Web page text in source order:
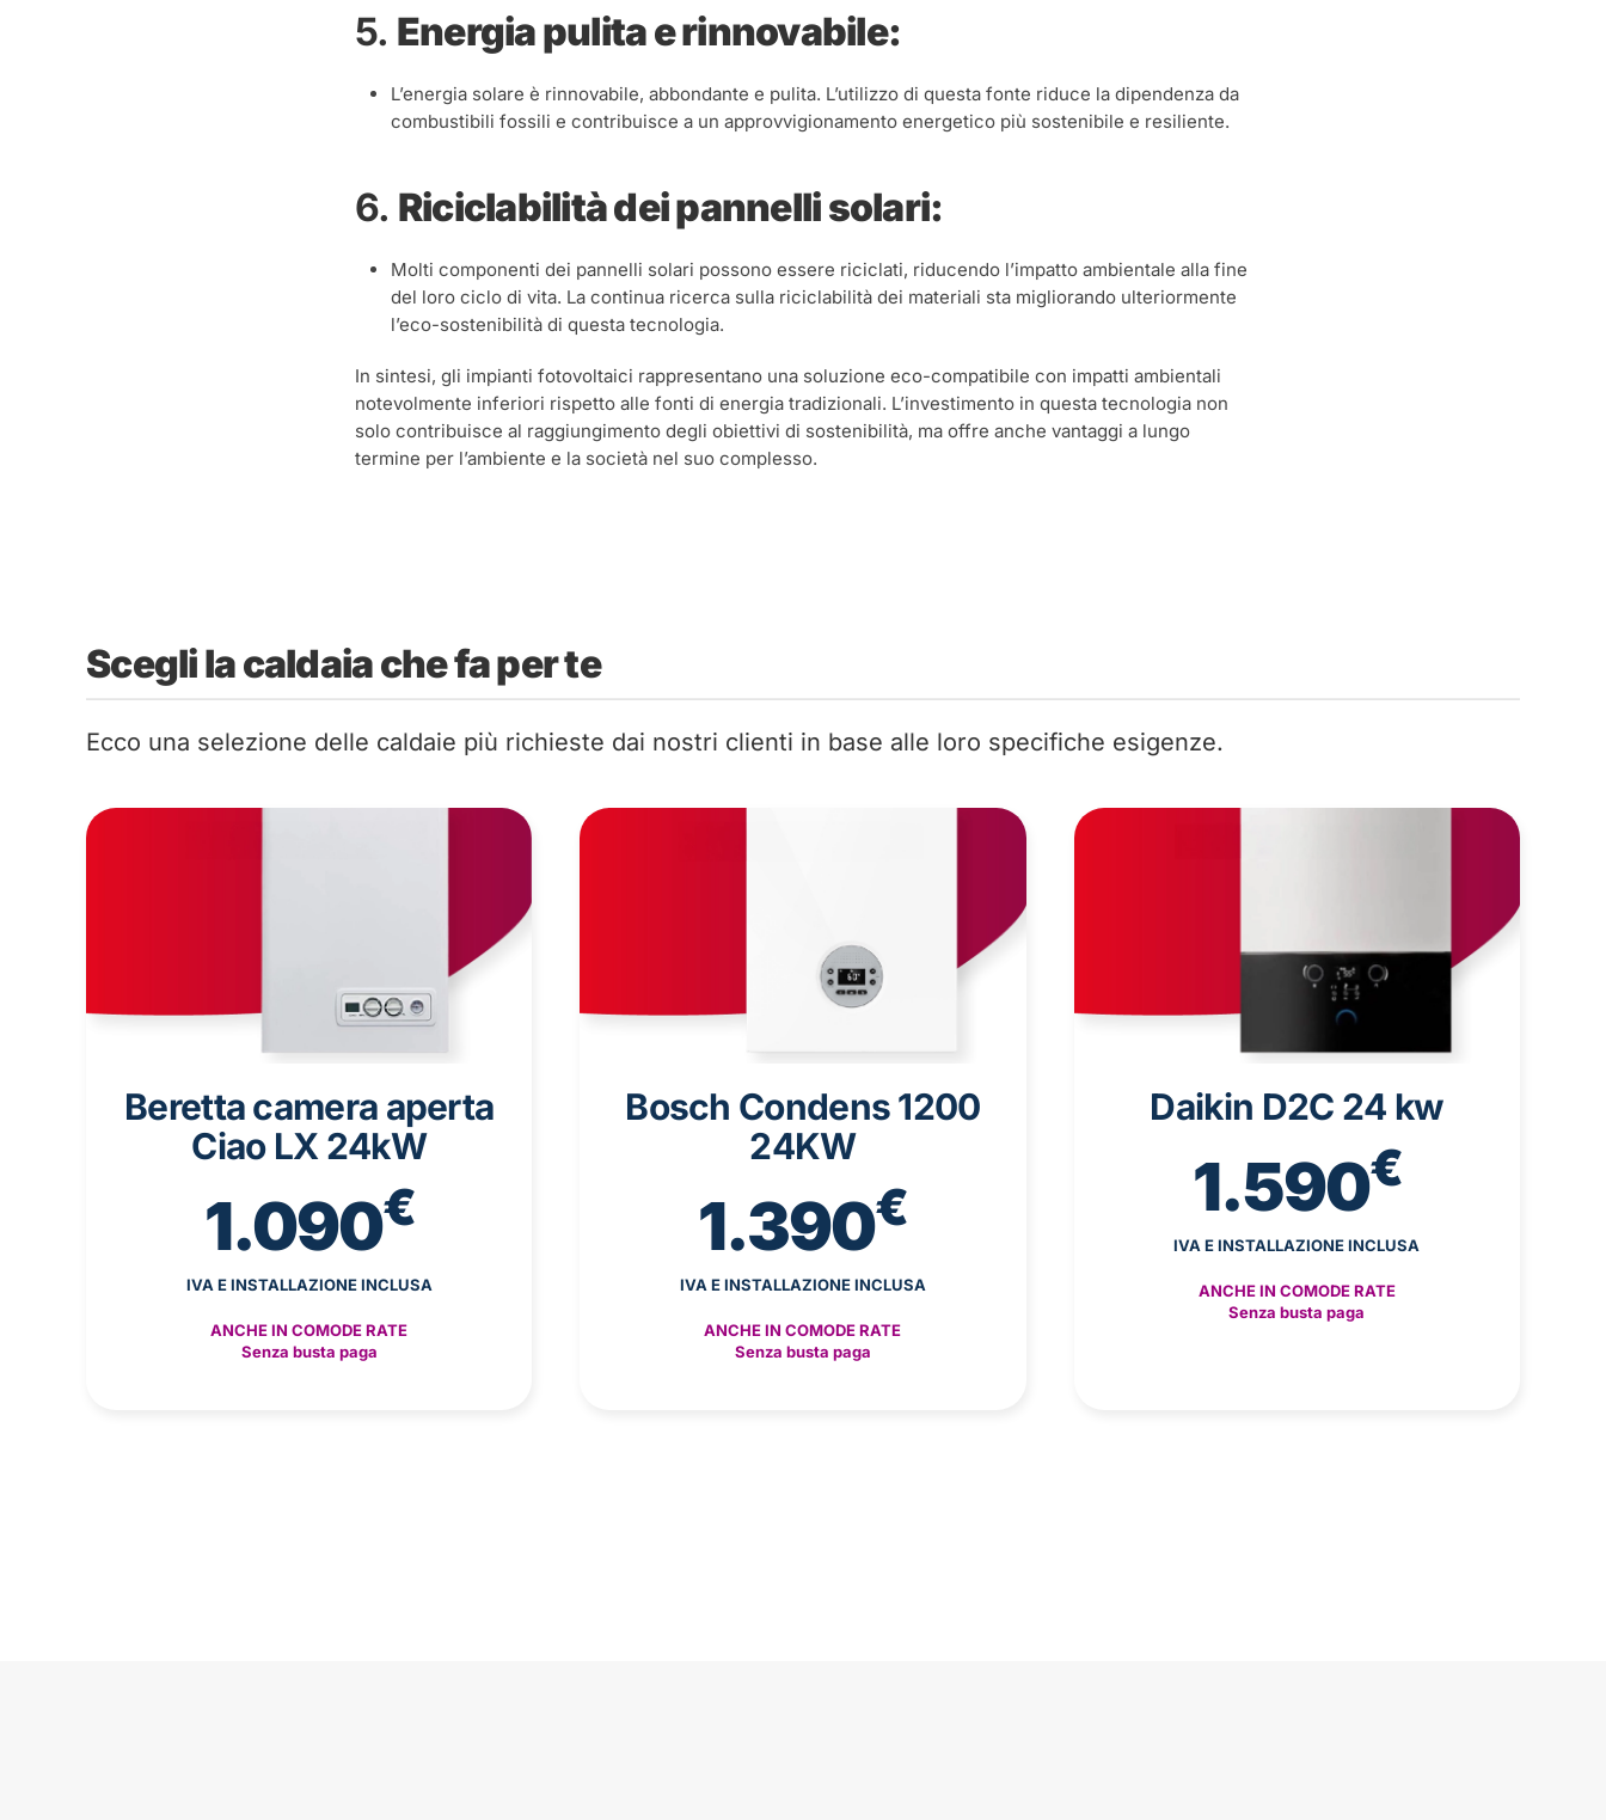
5. Energia pulita e rinnovabile:
L’energia solare è rinnovabile, abbondante e pulita. L’utilizzo di questa fonte riduce la dipendenza da
combustibili fossili e contribuisce a un approvvigionamento energetico più sostenibile e resiliente.
6. Riciclabilità dei pannelli solari:
Molti componenti dei pannelli solari possono essere riciclati, riducendo l’impatto ambientale alla fine
del loro ciclo di vita. La continua ricerca sulla riciclabilità dei materiali sta migliorando ulteriormente
l’eco-sostenibilità di questa tecnologia.
In sintesi, gli impianti fotovoltaici rappresentano una soluzione eco-compatibile con impatti ambientali
notevolmente inferiori rispetto alle fonti di energia tradizionali. L’investimento in questa tecnologia non
solo contribuisce al raggiungimento degli obiettivi di sostenibilità, ma offre anche vantaggi a lungo
termine per l’ambiente e la società nel suo complesso.
Scegli la caldaia che fa per te
Ecco una selezione delle caldaie più richieste dai nostri clienti in base alle loro specifiche esigenze.
Beretta camera aperta
Ciao LX 24kW
1.090€
IVA E INSTALLAZIONE INCLUSA
ANCHE IN COMODE RATE
Senza busta paga
Bosch Condens 1200
24KW
1.390€
IVA E INSTALLAZIONE INCLUSA
ANCHE IN COMODE RATE
Senza busta paga
Daikin D2C 24 kw
1.590€
IVA E INSTALLAZIONE INCLUSA
ANCHE IN COMODE RATE
Senza busta paga